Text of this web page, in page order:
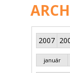
2007
január